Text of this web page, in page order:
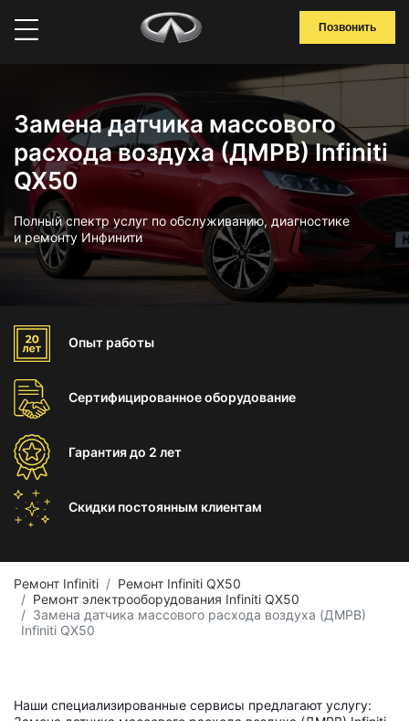
Позвонить
Замена датчика массового
расхода воздуха (ДМРВ) Infiniti
QX50
Полный спектр услуг по обслуживанию, диагностике
и ремонту Инфинити
Опыт работы
Сертифицированноеоборудование
Гарантиядо 2 лет
Скидки постоянным клиентам
Ремонт Infiniti
Ремонт Infiniti QX50
Ремонт электрооборудования Infiniti QX50
Замена датчика массового расхода воздуха (ДМРВ)
Infiniti QX50
Наши специализированные сервисы предлагают услугу: